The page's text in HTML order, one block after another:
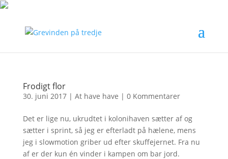
Frodigt flor
30. juni 2017| At have have | 0 Kommentarer
Det er lige nu, ukrudtet i kolonihaven sætter af og
sætter i sprint, så jeg er efterladt på hælene, mens
jeg i slowmotion griber ud efter skuffejernet. Fra nu
af er der kun én vinder i kampen om bar jord.